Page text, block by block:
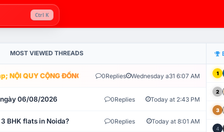
Ctrl K
MOST VIEWED THREADS
NỘI QUY CỘNG ĐỒNG VLIKE.VN: HỆ THỐNG GIÁM SÁT TỰ
0Replies Wednesday a31 6:07 AM
ngày 06/08/2026 0Replies Today at 2:43 PM
BHK flats in Noida? 0Replies Today at 8:01 AM
1
2
3
4